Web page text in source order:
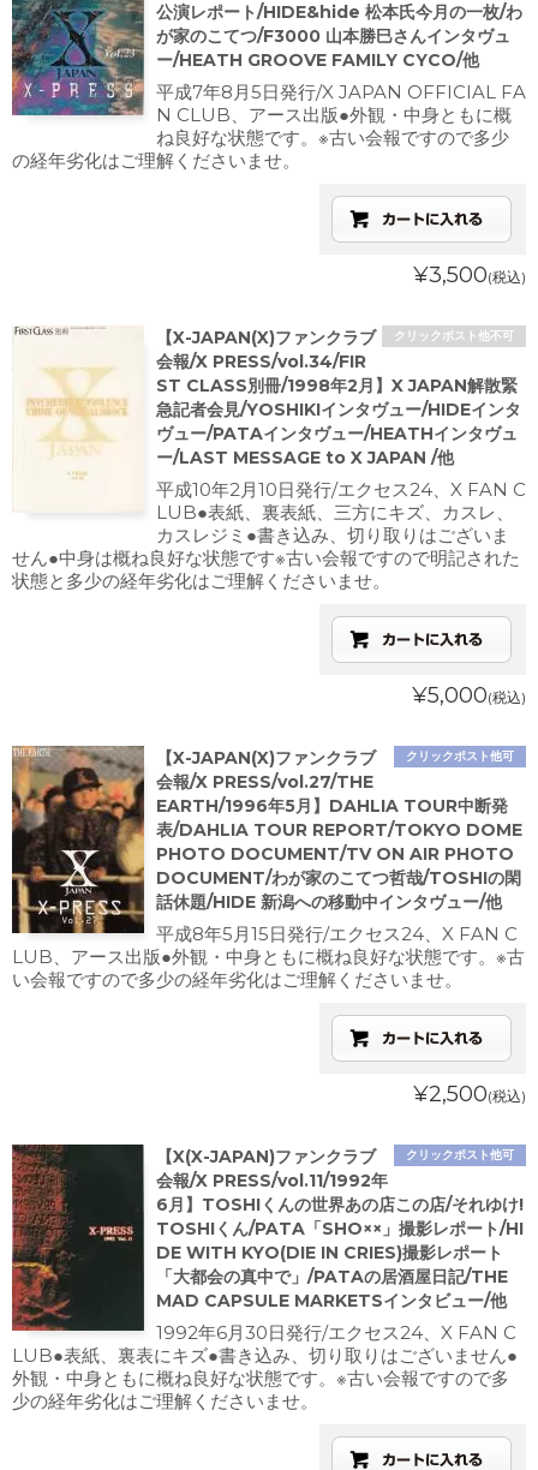
公演レポート/HIDE&hide 松本氏今月の一枚/わ
が家のこてつ/F3000 山本勝巳さんインタヴュ
ー/HEATH GROOVE FAMILY CYCO/他
平成7年8月5日発行/X JAPAN OFFICIAL FA
N CLUB、アース出版●外観・中身ともに概
ね良好な状態です。※古い会報ですので多少
の経年劣化はご理解くださいませ。
¥3,500(税込)
クリックポスト他不可
【X-JAPAN(X)ファンクラブ
会報/X PRESS/vol.34/FIR
ST CLASS別冊/1998年2月】X JAPAN解散緊
急記者会見/YOSHIKIインタヴュー/HIDEインタ
ヴュー/PATAインタヴュー/HEATHインタヴュ
ー/LAST MESSAGE to X JAPAN /他
平成10年2月10日発行/エクセス24、X FAN C
LUB●表紙、裏表紙、三方にキズ、カスレ、
カスレジミ●書き込み、切り取りはございま
せん●中身は概ね良好な状態です※古い会報ですので明記された
状態と多少の経年劣化はご理解くださいませ。
¥5,000(税込)
クリックポスト他可
【X-JAPAN(X)ファンクラブ
会報/X PRESS/vol.27/THE
EARTH/1996年5月】DAHLIA TOUR中断発
表/DAHLIA TOUR REPORT/TOKYO DOME
PHOTO DOCUMENT/TV ON AIR PHOTO
DOCUMENT/わが家のこてつ哲哉/TOSHIの閑
話休題/HIDE 新潟への移動中インタヴュー/他
平成8年5月15日発行/エクセス24、X FAN C
LUB、アース出版●外観・中身ともに概ね良好な状態です。※古
い会報ですので多少の経年劣化はご理解くださいませ。
¥2,500(税込)
クリックポスト他可
【X(X-JAPAN)ファンクラブ
会報/X PRESS/vol.11/1992年
6月】TOSHIくんの世界あの店この店/それゆけ!
TOSHIくん/PATA「SHO××」撮影レポート/HI
DE WITH KYO(DIE IN CRIES)撮影レポート
「大都会の真中で」/PATAの居酒屋日記/THE
MAD CAPSULE MARKETSインタビュー/他
1992年6月30日発行/エクセス24、X FAN C
LUB●表紙、裏表にキズ●書き込み、切り取りはございません●
外観・中身ともに概ね良好な状態です。※古い会報ですので多
少の経年劣化はご理解くださいませ。